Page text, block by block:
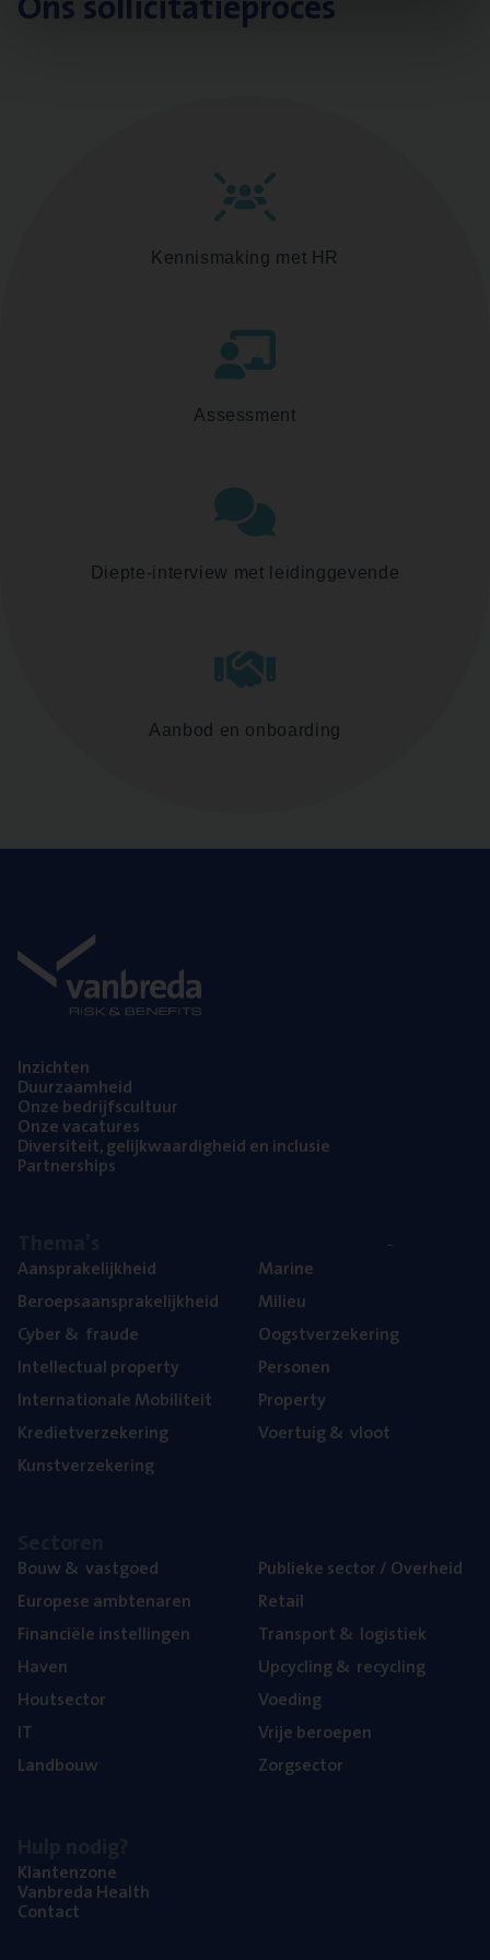
Kennismaking met HR
Assessment
Diepte-interview met leidinggevende
Aanbod en onboarding
Inzich­ten
Duur­zaam­heid
Onze bedrijfs­cul­tuur
Onze vaca­tu­res
Diver­si­teit, gelijk­waar­dig­heid en inclusie
Part­ner­ships
Aan­spra­ke­lijk­heid
Beroeps­aan­spra­ke­lijk­heid
Cyber& fraude
Intel­lec­tu­al property
Inter­na­ti­o­na­le Mobiliteit
Kre­diet­ver­ze­ke­ring
Kunst­ver­ze­ke­ring
Mari­ne
Mili­eu
Oogst­ver­ze­ke­ring
Per­so­nen
Pro­per­ty
Voer­tuig& vloot
Bouw& vastgoed
Euro­pe­se ambtenaren
Finan­ci­ë­le instellingen
Haven
Hout­sec­tor
IT
Land­bouw
Publie­ke sec­tor / Overheid
Retail
Trans­port& logistiek
Upcy­cling& recycling
Voe­ding
Vrije beroe­pen
Zorg­sec­tor
Klan­ten­zo­ne
Van­b­re­da Health
Con­tact